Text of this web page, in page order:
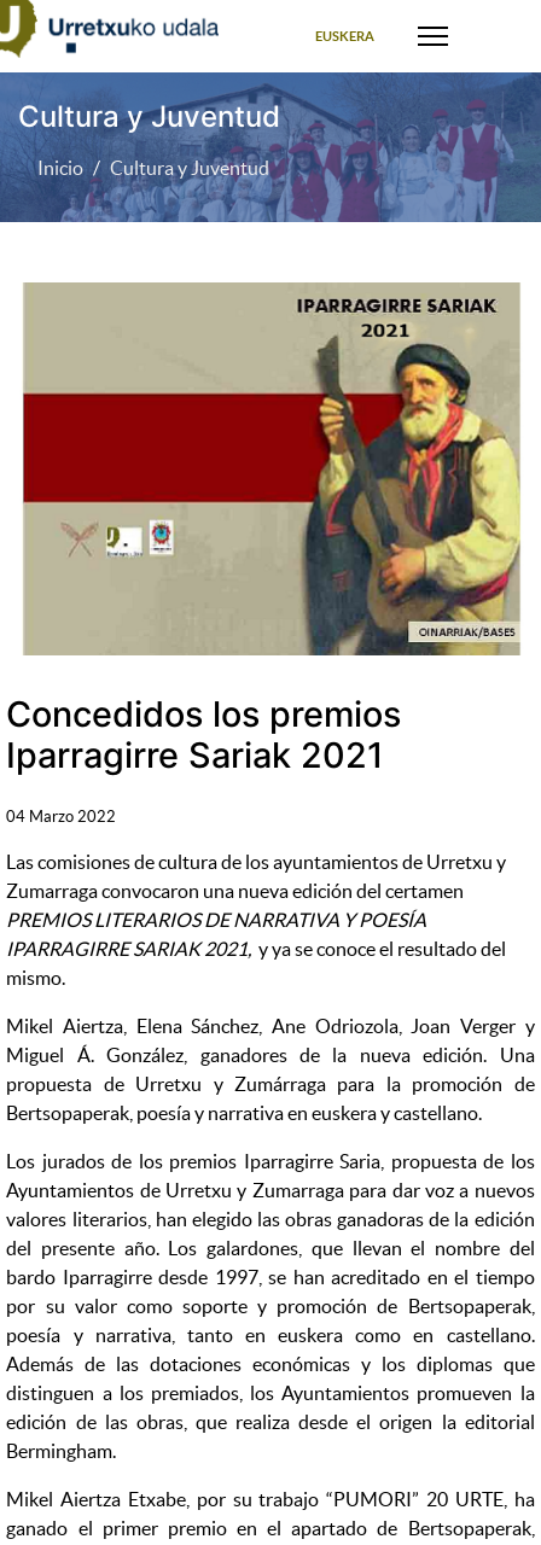
EUSKERA
Cultura y Juventud
Inicio Cultura y Juventud
Concedidos los premios
Iparragirre Sariak 2021
04 Marzo 2022
Las comisiones de cultura de los ayuntamientos de Urretxu y
Zumarraga convocaron una nueva edición del certamen
PREMIOS LITERARIOS DE NARRATIVA Y POESÍA
IPARRAGIRRE SARIAK 2021, y ya se conoce el resultado del
mismo.
Mikel Aiertza, Elena Sánchez, Ane Odriozola, Joan Verger y
Miguel Á. González, ganadores de la nueva edición. Una
propuesta de Urretxu y Zumárraga para la promoción de
Bertsopaperak, poesía y narrativa en euskera y castellano.
Los jurados de los premios Iparragirre Saria, propuesta de los
Ayuntamientos de Urretxu y Zumarraga para dar voz a nuevos
valores literarios, han elegido las obras ganadoras de la edición
del presente año. Los galardones, que llevan el nombre del
bardo Iparragirre desde 1997, se han acreditado en el tiempo
por su valor como soporte y promoción de Bertsopaperak,
poesía y narrativa, tanto en euskera como en castellano.
Además de las dotaciones económicas y los diplomas que
distinguen a los premiados, los Ayuntamientos promueven la
edición de las obras, que realiza desde el origen la editorial
Bermingham.
Mikel Aiertza Etxabe, por su trabajo “PUMORI” 20 URTE, ha
ganado el primer premio en el apartado de Bertsopaperak,